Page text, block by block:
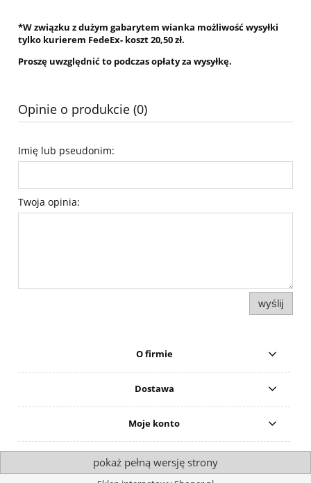
*W związku z dużym gabarytem wianka możliwość wysyłki
tylko kurierem FedeEx- koszt 20,50 zł.
Proszę uwzględnić to podczas opłaty za wysyłkę.
Opinie o produkcie (0)
Imię lub pseudonim:
Twoja opinia:
wyślij
O firmie
Dostawa
Moje konto
pokaż pełną wersję strony